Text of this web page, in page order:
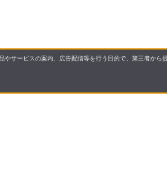
やサービスの案内、広告配信等を行う目的で、第三者か